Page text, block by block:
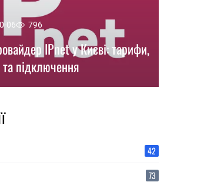
06 796
IPnet у Києві: тарифи,
підключення
42
73